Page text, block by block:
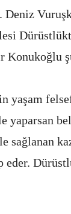
Konukoğlu
yaşam
yaparsan
sağlanan
eder.